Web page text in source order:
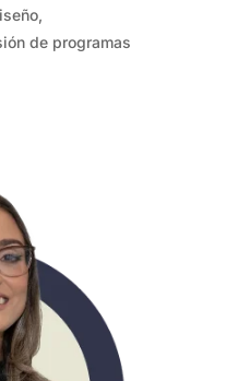
de programas